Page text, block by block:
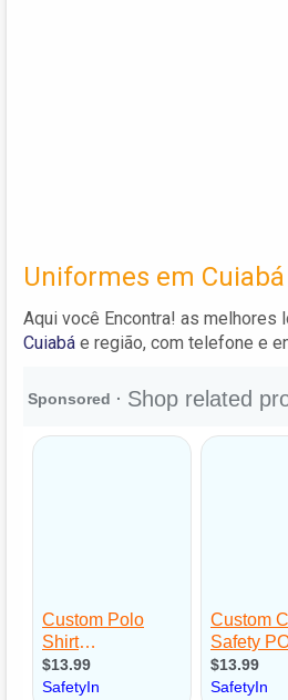
Uniformes em Cuiabá
Aqui você Encontra! as melhores
Cuiabá e região, com telefone e